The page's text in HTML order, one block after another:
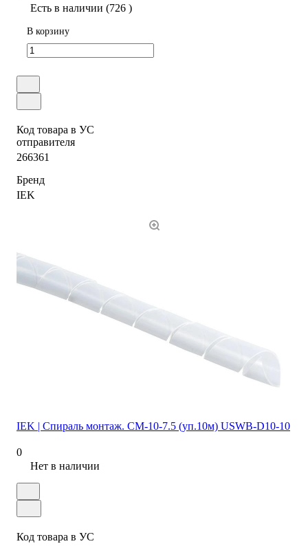
Есть в наличии (726 )
В корзину
Код товара в УС
отправителя
266361
Бренд
IEK
IEK | Спираль монтаж. СМ-10-7.5 (уп.10м) USWB-D10-10
0
Нет в наличии
Код товара в УС